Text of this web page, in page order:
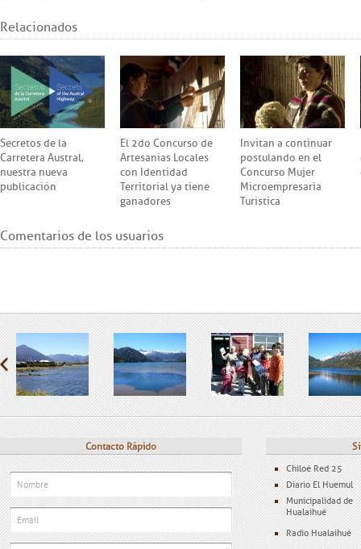
Relacionados
Secretos de la
Carretera Austral,
nuestra nueva
publicación
El 2do Concurso de
Artesanías Locales
con Identidad
Territorial ya tiene
ganadores
Invitan a continuar
postulando en el
Concurso Mujer
Microempresaria
Turística
Comentarios de los usuarios
Contacto Rápido
Chiloé Red 25
Diario El Huemul
Municipalidad de
Hualaihué
Radio Hualaihué